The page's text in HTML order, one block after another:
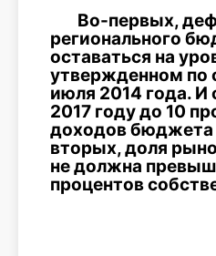
Во-первых,
регионального
оставаться на
утвержденном по
июля 2014 года. И
2017 году до 10
доходов бюджета
вторых, доля
не должна
процентов